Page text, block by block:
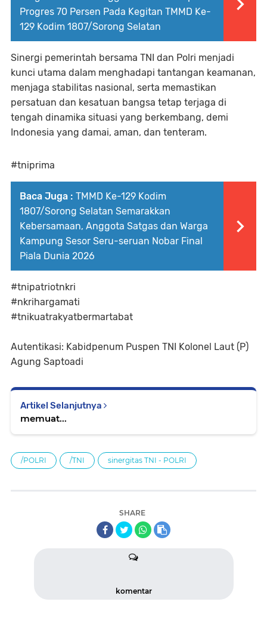
Progres 70 Persen Pada Kegitan TMMD Ke-
129 Kodim 1807/Sorong Selatan
Sinergi pemerintah bersama TNI dan Polri menjadi
kunci utama dalam menghadapi tantangan keamanan,
menjaga stabilitas nasional, serta memastikan
persatuan dan kesatuan bangsa tetap terjaga di
tengah dinamika situasi yang berkembang, demi
Indonesia yang damai, aman, dan tenteram.
#tniprima
Baca Juga : TMMD Ke-129 Kodim
1807/Sorong Selatan Semarakkan
Kebersamaan, Anggota Satgas dan Warga
Kampung Sesor Seru-seruan Nobar Final
Piala Dunia 2026
#tnipatriotnkri
#nkrihargamati
#tnikuatrakyatbermartabat
Autentikasi: Kabidpenum Puspen TNI Kolonel Laut (P)
Agung Saptoadi
Artikel Selanjutnya
memuat...
/POLRI /TNI sinergitas TNI - POLRI
SHARE
komentar